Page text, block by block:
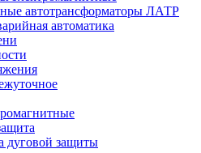
автотрансформаторы ЛАТР
автоматика
дуговой защиты